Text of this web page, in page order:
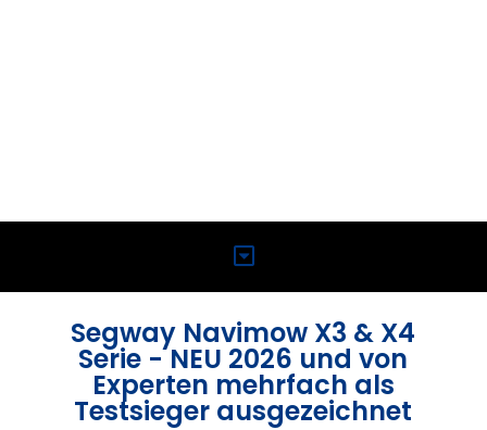
Segway Navimow X3 & X4
Serie - NEU 2026 und von
Experten mehrfach als
Testsieger ausgezeichnet